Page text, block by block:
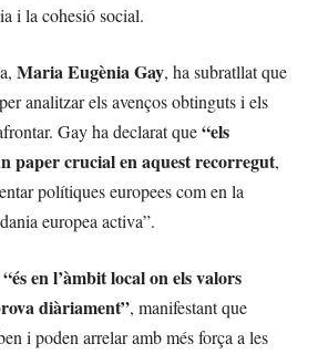
i la cohesió social.
Maria Eugènia Gay, ha subratllat que
analitzar els avenços obtinguts i els
Gay ha declarat que“els
paper crucial en aquest recorregut,
polítiques europees com en la
europea activa”.
“és en l’àmbit local on els valors
diàriament”, manifestant que
i poden arrelar amb més força a les